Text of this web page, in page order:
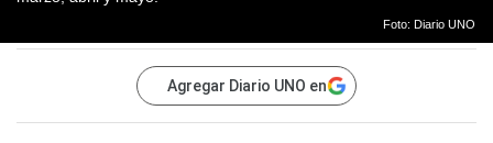
Foto: Diario UNO
Agregar Diario UNO en